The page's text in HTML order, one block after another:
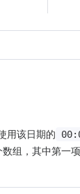
用该日期的
数组，其中第一